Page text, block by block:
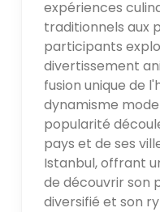
expériences
traditionnels aux
participants
divertissement
fusion unique de
dynamisme
popularité
pays et de ses
Istanbul, offrant
de découvrir son
diversifié et son